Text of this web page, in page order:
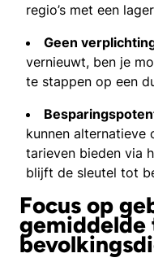
regio’s met een
Geen
vernieuwt, ben je
te stappen op een
kunnen alternatieve
tarieven bieden via
blijft de sleutel tot
Focus op
gemiddelde